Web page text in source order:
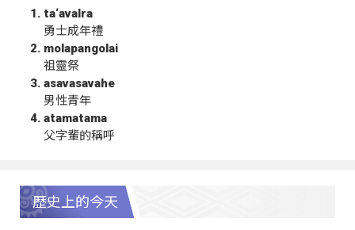
ta‘avalra
勇士成年禮
molapangolai
祖靈祭
asavasavahe
男性青年
atamatama
父字輩的稱呼
歷史上的今天